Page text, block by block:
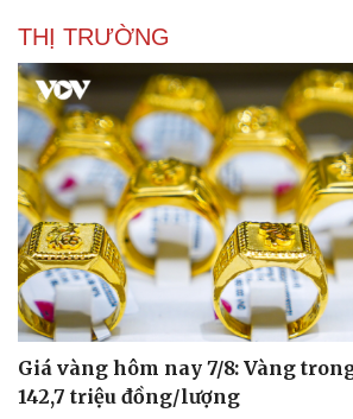
THỊ TRƯỜNG
Giá vàng hôm nay 7/8: Vàng
142,7 triệu đồng/lượng